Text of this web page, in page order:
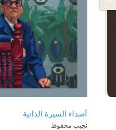
أصداء السيرة الذاتية
نجيب محفوظ